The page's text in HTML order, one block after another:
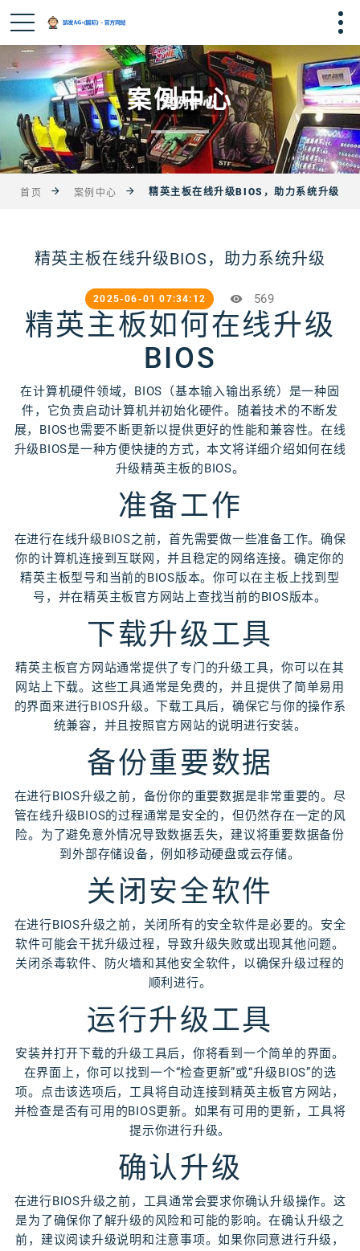
案例中心
首页 案例中心 精英主板在线升级BIOS，助力系统升级
精英主板在线升级BIOS，助力系统升级
2025-06-01 07:34:12 569
精英主板如何在线升级
BIOS
在计算机硬件领域，BIOS（基本输入输出系统）是一种固
件，它负责启动计算机并初始化硬件。随着技术的不断发
展，BIOS也需要不断更新以提供更好的性能和兼容性。在线
升级BIOS是一种方便快捷的方式，本文将详细介绍如何在线
升级精英主板的BIOS。
准备工作
在进行在线升级BIOS之前，首先需要做一些准备工作。确保
你的计算机连接到互联网，并且稳定的网络连接。确定你的
精英主板型号和当前的BIOS版本。你可以在主板上找到型
号，并在精英主板官方网站上查找当前的BIOS版本。
下载升级工具
精英主板官方网站通常提供了专门的升级工具，你可以在其
网站上下载。这些工具通常是免费的，并且提供了简单易用
的界面来进行BIOS升级。下载工具后，确保它与你的操作系
统兼容，并且按照官方网站的说明进行安装。
备份重要数据
在进行BIOS升级之前，备份你的重要数据是非常重要的。尽
管在线升级BIOS的过程通常是安全的，但仍然存在一定的风
险。为了避免意外情况导致数据丢失，建议将重要数据备份
到外部存储设备，例如移动硬盘或云存储。
关闭安全软件
在进行BIOS升级之前，关闭所有的安全软件是必要的。安全
软件可能会干扰升级过程，导致升级失败或出现其他问题。
关闭杀毒软件、防火墙和其他安全软件，以确保升级过程的
顺利进行。
运行升级工具
安装并打开下载的升级工具后，你将看到一个简单的界面。
在界面上，你可以找到一个“检查更新”或“升级BIOS”的选
项。点击该选项后，工具将自动连接到精英主板官方网站，
并检查是否有可用的BIOS更新。如果有可用的更新，工具将
提示你进行升级。
确认升级
在进行BIOS升级之前，工具通常会要求你确认升级操作。这
是为了确保你了解升级的风险和可能的影响。在确认升级之
前，建议阅读升级说明和注意事项。如果你同意进行升级，